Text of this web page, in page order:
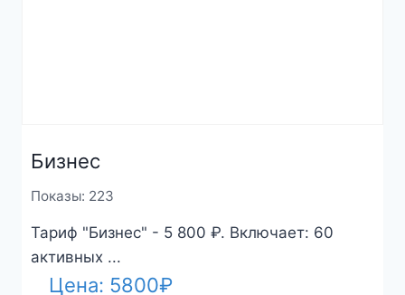
Бизнес
Показы: 223
Тариф "Бизнес" - 5 800 ₽. Включает: 60
активных ...
Цена: 5800₽